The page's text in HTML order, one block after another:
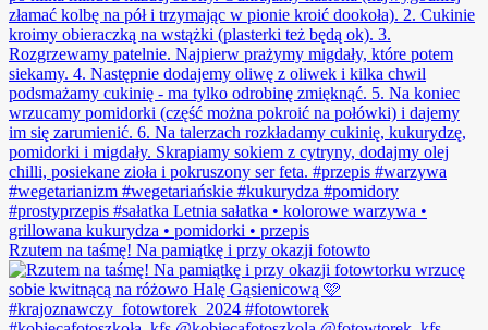
Rzutem na taśmę! Na pamiątkę i przy okazji fotowto